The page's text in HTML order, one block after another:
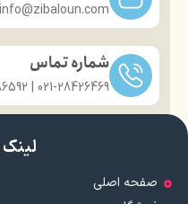
info@zibaloun.com
شماره تماس
021-28426469 | 031-33686592
صفحه اصلی